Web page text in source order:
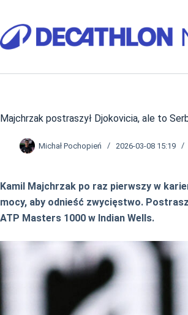
treści
Majchrzak postraszył Djokovicia, ale to
Michał Pochopień 2026-03-08 15:19
Kamil Majchrzak po raz pierwszy w
mocy, aby odnieść zwycięstwo.
ATP Masters 1000 w Indian Wells.